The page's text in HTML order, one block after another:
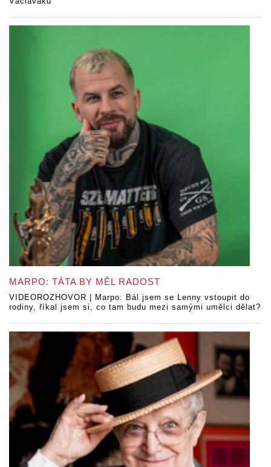
MARPO: TÁTA BY MĚL RADOST
VIDEOROZHOVOR | Marpo: Bál jsem se Lenny vstoupit do
rodiny, říkal jsem si, co tam budu mezi samými umělci dělat?